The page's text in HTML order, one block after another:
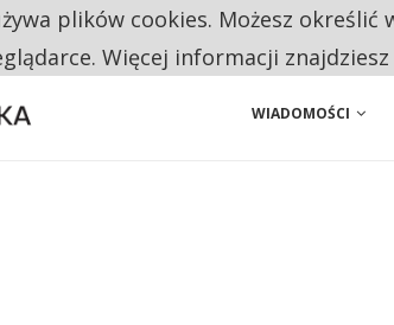
PRZYPADAJĄ 62 ZGŁOSZENIA. WIELU
WIADOMOŚCI
plików cookies. Możesz
Więcej informacji znajdziesz